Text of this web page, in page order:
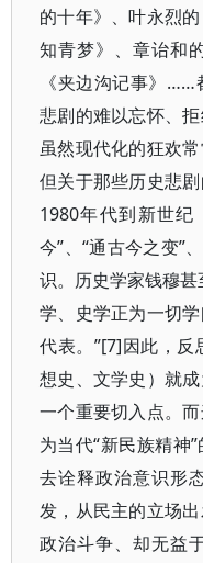
的十年》、叶永烈
知青梦》、章诒和
《夹边沟记事》……
悲剧的难以忘怀、
虽然现代化的狂欢
但关于那些历史悲
1980年代到新世纪
今”、“通古今之变”
识。历史学家钱穆
学、史学正为一切
代表。”[7]因此，
想史、文学史）就
一个重要切入点。
为当代“新民族精神
去诠释政治意识形
发，从民主的立场
政治斗争、却无益